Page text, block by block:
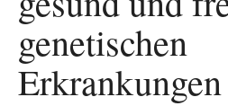
genetischen